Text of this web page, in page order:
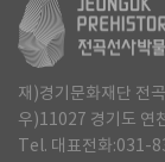
재)경기문화재단 전
우)11027 경기도 연
Tel. 대표전화:031-